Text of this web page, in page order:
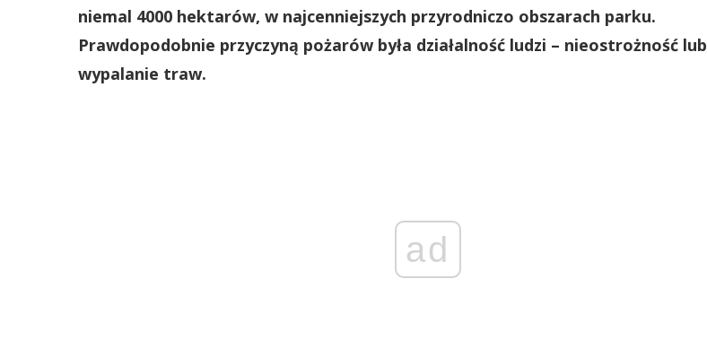
niemal 4000 hektarów, w najcenniejszych przyrodniczo obszarach parku.
Prawdopodobnie przyczyną pożarów była działalność ludzi – nieostrożność lub
wypalanie traw.
ad